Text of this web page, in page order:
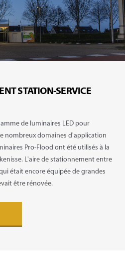
STATION-SERVICE
de luminaires LED pour
nombreux domaines d'application
Pro-Flood ont été utilisés à la
L'aire de stationnement entre
était encore équipée de grandes
être rénovée.